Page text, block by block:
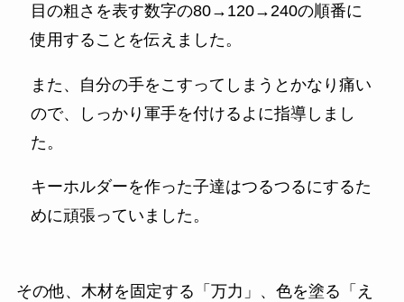
目の粗さを表す数字の80→120→240の順番に
使用することを伝えました。
また、自分の手をこすってしまうとかなり痛い
ので、しっかり軍手を付けるよに指導しまし
た。
キーホルダーを作った子達はつるつるにするた
めに頑張っていました。
その他、木材を固定する「万力」、色を塗る「え